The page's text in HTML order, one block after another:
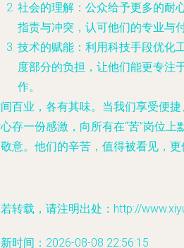
社会的理解 ：公众给予更多的耐
指责与冲突，认可他们的专业与付
技术的赋能 ：利用科技手段优化
度部分的负担，让他们能更专注
作。
百业，各有其味。当我们享受便
存一份感激，向所有在“苦”岗位
意。他们的辛苦，值得被看见，更
转载，请注明出处：http://
时间：2026-08-08 22:56:15